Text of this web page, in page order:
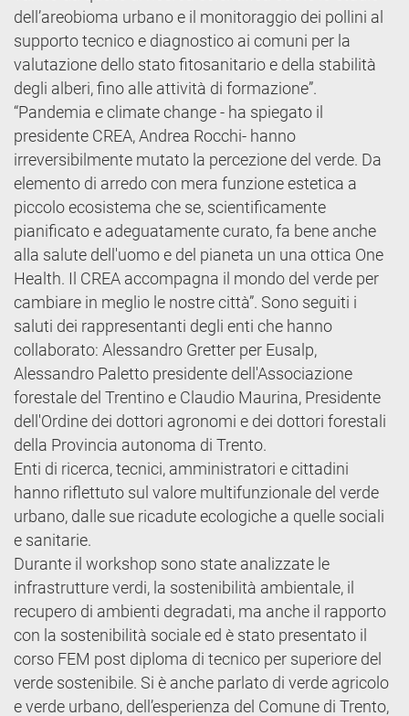
dell’areobioma urbano e il monitoraggio dei pollini al
supporto tecnico e diagnostico ai comuni per la
valutazione dello stato fitosanitario e della stabilità
degli alberi, fino alle attività di formazione”.
“Pandemia e climate change - ha spiegato il
presidente CREA, Andrea Rocchi- hanno
irreversibilmente mutato la percezione del verde. Da
elemento di arredo con mera funzione estetica a
piccolo ecosistema che se, scientificamente
pianificato e adeguatamente curato, fa bene anche
alla salute dell'uomo e del pianeta un una ottica One
Health. Il CREA accompagna il mondo del verde per
cambiare in meglio le nostre città”. Sono seguiti i
saluti dei rappresentanti degli enti che hanno
collaborato: Alessandro Gretter per Eusalp,
Alessandro Paletto presidente dell'Associazione
forestale del Trentino e Claudio Maurina, Presidente
dell'Ordine dei dottori agronomi e dei dottori forestali
della Provincia autonoma di Trento.
Enti di ricerca, tecnici, amministratori e cittadini
hanno riflettuto sul valore multifunzionale del verde
urbano, dalle sue ricadute ecologiche a quelle sociali
e sanitarie.
Durante il workshop sono state analizzate le
infrastrutture verdi, la sostenibilità ambientale, il
recupero di ambienti degradati, ma anche il rapporto
con la sostenibilità sociale ed è stato presentato il
corso FEM post diploma di tecnico per superiore del
verde sostenibile. Si è anche parlato di verde agricolo
e verde urbano, dell’esperienza del Comune di Trento,